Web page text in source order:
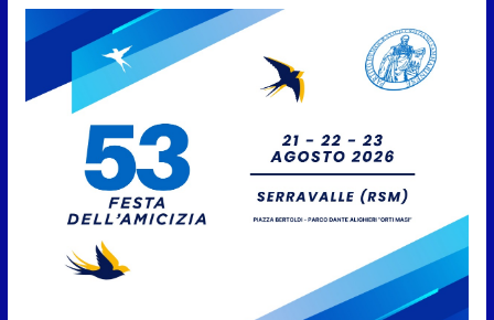
Pesca sportiva, tre prove di
campionato tra acque dolci e di
mare
5 Agosto 2026
San Marino. Il 6 agosto è ancora
Giovedì in Centro. Il Centro
storico torna protagonista di
sera tra shopping, cultura e